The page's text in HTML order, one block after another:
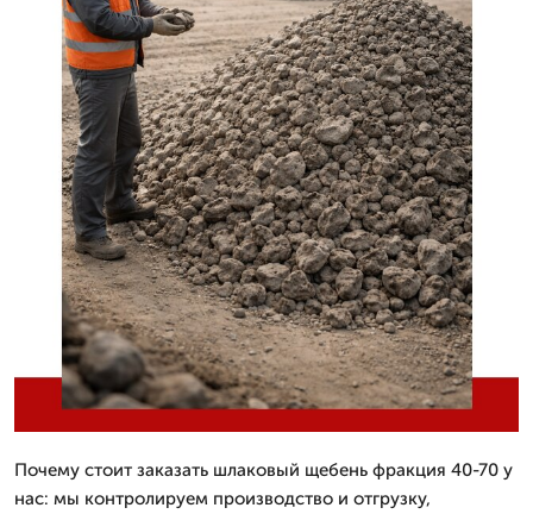
Почему стоит заказать шлаковый щебень фракция 40-70 у
нас: мы контролируем производство и отгрузку,